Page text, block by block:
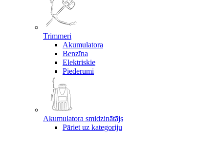
Trimmeri
Akumulatora
Benzīna
Elektriskie
Piederumi
Akumulatora smidzinātājs
Pāriet uz kategoriju